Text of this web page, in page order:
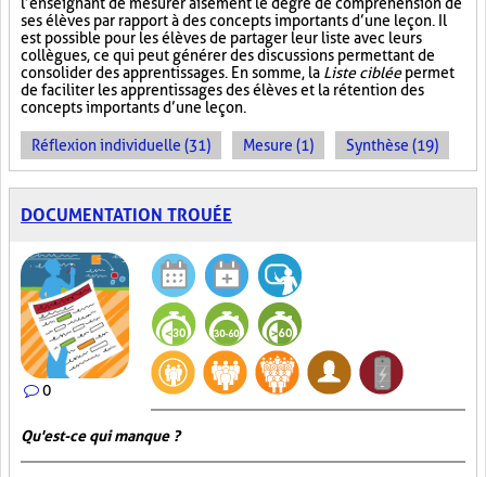
ses élèves par rapport à des concepts importants d’une leçon. Il
est possible pour les élèves de partager leur liste avec leurs
collègues, ce qui peut générer des discussions permettant de
consolider des apprentissages. En somme, la Liste cibléepermet
de faciliter les apprentissages des élèves et la rétention des
concepts importants d’une leçon.
Réflexion individuelle (31) Mesure (1) Synthèse (19)
DOCUMENTATION TROUÉE
0
Qu'est-ce qui manque ?